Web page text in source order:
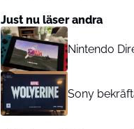
Just nu läser andra
Nintendo
Sony